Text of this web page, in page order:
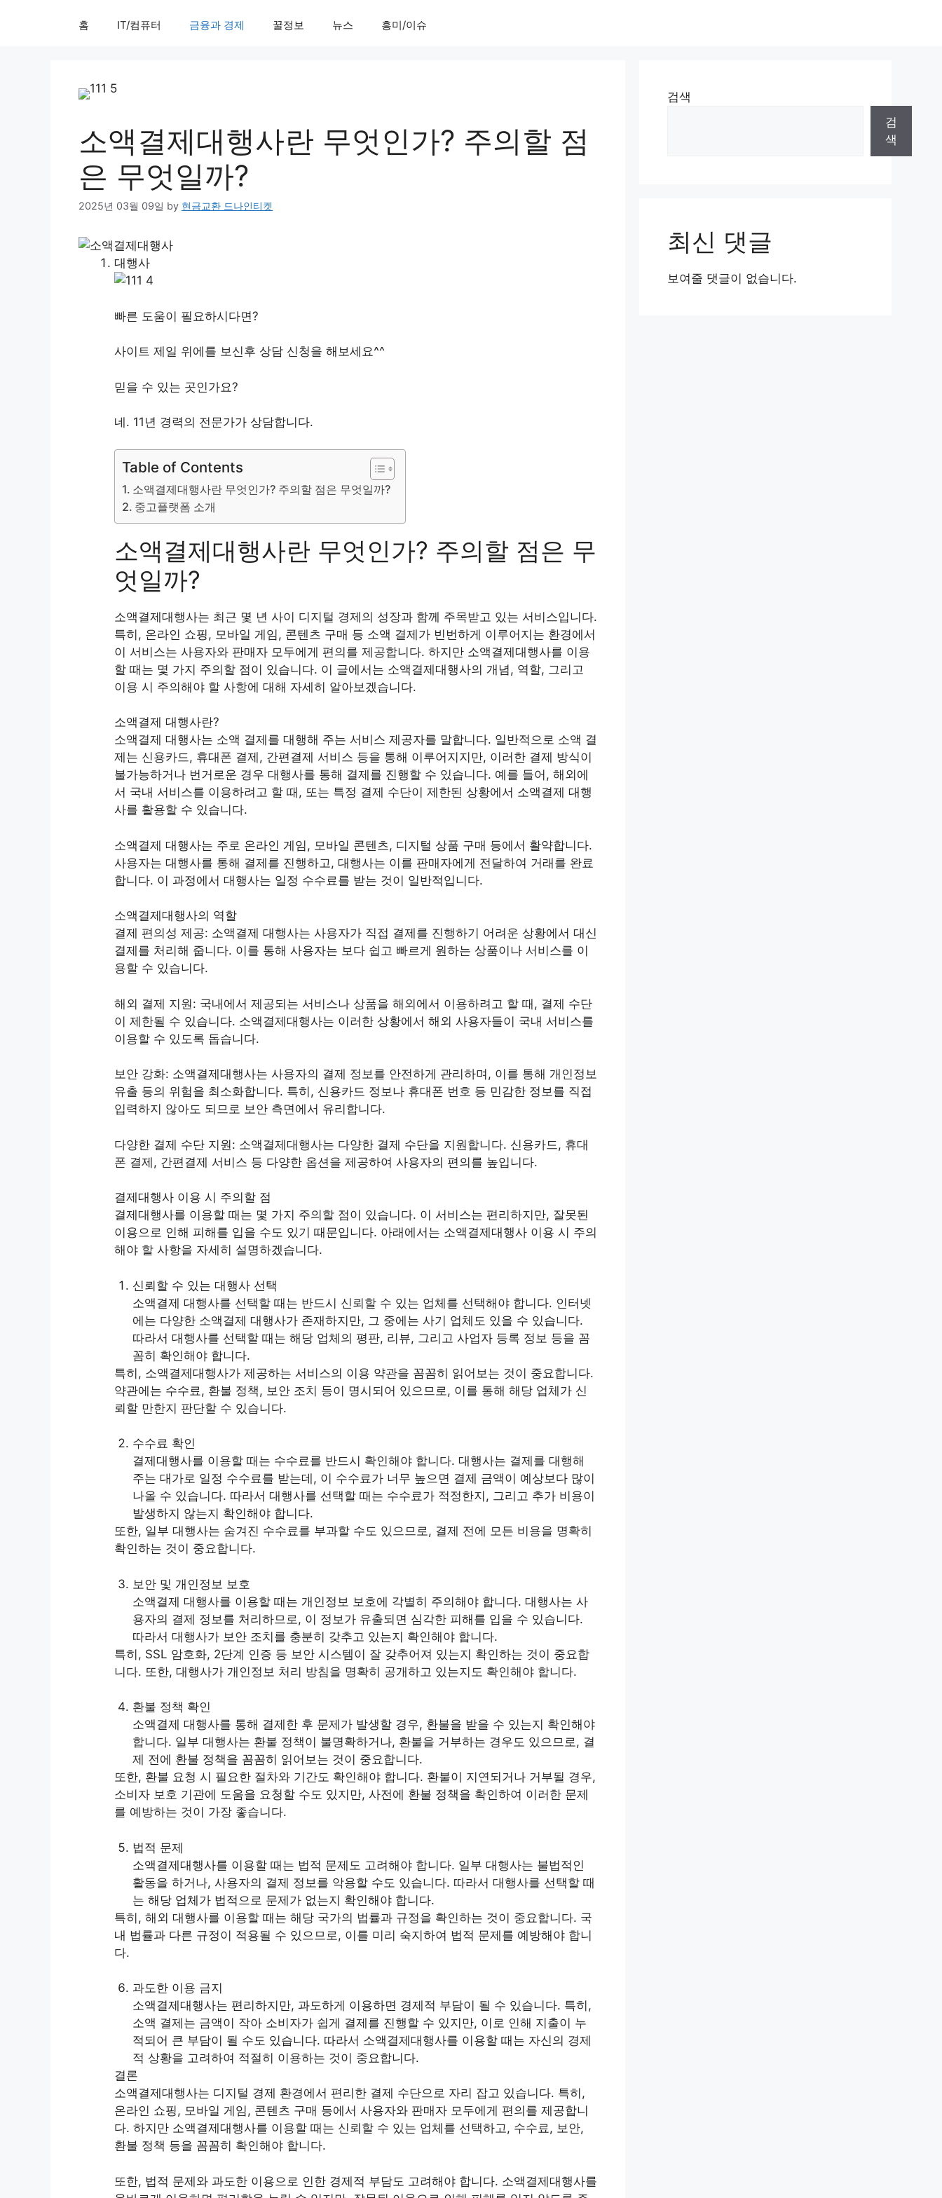
홈 IT/컴퓨터 금융과 경제 꿀정보 뉴스 흥미/이슈
소액결제대행사란 무엇인가? 주의할 점
은 무엇일까?
2025년 03월 09일 by 현금교환 드나인티켓
대행사
빠른 도움이 필요하시다면?
사이트 제일 위에를 보신후 상담 신청을 해보세요^^
믿을 수 있는 곳인가요?
네. 11년 경력의 전문가가 상담합니다.
Table of Contents
소액결제대행사란 무엇인가? 주의할 점은 무엇일까?
중고플랫폼 소개
소액결제대행사란 무엇인가? 주의할 점은 무
엇일까?
소액결제대행사는 최근 몇 년 사이 디지털 경제의 성장과 함께 주목받고 있는 서비스입니다.
특히, 온라인 쇼핑, 모바일 게임, 콘텐츠 구매 등 소액 결제가 빈번하게 이루어지는 환경에서
이 서비스는 사용자와 판매자 모두에게 편의를 제공합니다. 하지만 소액결제대행사를 이용
할 때는 몇 가지 주의할 점이 있습니다. 이 글에서는 소액결제대행사의 개념, 역할, 그리고
이용 시 주의해야 할 사항에 대해 자세히 알아보겠습니다.
소액결제 대행사란?
소액결제 대행사는 소액 결제를 대행해 주는 서비스 제공자를 말합니다. 일반적으로 소액 결
제는 신용카드, 휴대폰 결제, 간편결제 서비스 등을 통해 이루어지지만, 이러한 결제 방식이
불가능하거나 번거로운 경우 대행사를 통해 결제를 진행할 수 있습니다. 예를 들어, 해외에
서 국내 서비스를 이용하려고 할 때, 또는 특정 결제 수단이 제한된 상황에서 소액결제 대행
사를 활용할 수 있습니다.
소액결제 대행사는 주로 온라인 게임, 모바일 콘텐츠, 디지털 상품 구매 등에서 활약합니다.
사용자는 대행사를 통해 결제를 진행하고, 대행사는 이를 판매자에게 전달하여 거래를 완료
합니다. 이 과정에서 대행사는 일정 수수료를 받는 것이 일반적입니다.
소액결제대행사의 역할
결제 편의성 제공: 소액결제 대행사는 사용자가 직접 결제를 진행하기 어려운 상황에서 대신
결제를 처리해 줍니다. 이를 통해 사용자는 보다 쉽고 빠르게 원하는 상품이나 서비스를 이
용할 수 있습니다.
해외 결제 지원: 국내에서 제공되는 서비스나 상품을 해외에서 이용하려고 할 때, 결제 수단
이 제한될 수 있습니다. 소액결제대행사는 이러한 상황에서 해외 사용자들이 국내 서비스를
이용할 수 있도록 돕습니다.
보안 강화: 소액결제대행사는 사용자의 결제 정보를 안전하게 관리하며, 이를 통해 개인정보
유출 등의 위험을 최소화합니다. 특히, 신용카드 정보나 휴대폰 번호 등 민감한 정보를 직접
입력하지 않아도 되므로 보안 측면에서 유리합니다.
다양한 결제 수단 지원: 소액결제대행사는 다양한 결제 수단을 지원합니다. 신용카드, 휴대
폰 결제, 간편결제 서비스 등 다양한 옵션을 제공하여 사용자의 편의를 높입니다.
결제대행사 이용 시 주의할 점
결제대행사를 이용할 때는 몇 가지 주의할 점이 있습니다. 이 서비스는 편리하지만, 잘못된
이용으로 인해 피해를 입을 수도 있기 때문입니다. 아래에서는 소액결제대행사 이용 시 주의
해야 할 사항을 자세히 설명하겠습니다.
신뢰할 수 있는 대행사 선택
소액결제 대행사를 선택할 때는 반드시 신뢰할 수 있는 업체를 선택해야 합니다. 인터넷
에는 다양한 소액결제 대행사가 존재하지만, 그 중에는 사기 업체도 있을 수 있습니다.
따라서 대행사를 선택할 때는 해당 업체의 평판, 리뷰, 그리고 사업자 등록 정보 등을 꼼
꼼히 확인해야 합니다.
특히, 소액결제대행사가 제공하는 서비스의 이용 약관을 꼼꼼히 읽어보는 것이 중요합니다.
약관에는 수수료, 환불 정책, 보안 조치 등이 명시되어 있으므로, 이를 통해 해당 업체가 신
뢰할 만한지 판단할 수 있습니다.
수수료 확인
결제대행사를 이용할 때는 수수료를 반드시 확인해야 합니다. 대행사는 결제를 대행해
주는 대가로 일정 수수료를 받는데, 이 수수료가 너무 높으면 결제 금액이 예상보다 많이
나올 수 있습니다. 따라서 대행사를 선택할 때는 수수료가 적정한지, 그리고 추가 비용이
발생하지 않는지 확인해야 합니다.
또한, 일부 대행사는 숨겨진 수수료를 부과할 수도 있으므로, 결제 전에 모든 비용을 명확히
확인하는 것이 중요합니다.
보안 및 개인정보 보호
소액결제 대행사를 이용할 때는 개인정보 보호에 각별히 주의해야 합니다. 대행사는 사
용자의 결제 정보를 처리하므로, 이 정보가 유출되면 심각한 피해를 입을 수 있습니다.
따라서 대행사가 보안 조치를 충분히 갖추고 있는지 확인해야 합니다.
특히, SSL 암호화, 2단계 인증 등 보안 시스템이 잘 갖추어져 있는지 확인하는 것이 중요합
니다. 또한, 대행사가 개인정보 처리 방침을 명확히 공개하고 있는지도 확인해야 합니다.
환불 정책 확인
소액결제 대행사를 통해 결제한 후 문제가 발생할 경우, 환불을 받을 수 있는지 확인해야
합니다. 일부 대행사는 환불 정책이 불명확하거나, 환불을 거부하는 경우도 있으므로, 결
제 전에 환불 정책을 꼼꼼히 읽어보는 것이 중요합니다.
또한, 환불 요청 시 필요한 절차와 기간도 확인해야 합니다. 환불이 지연되거나 거부될 경우,
소비자 보호 기관에 도움을 요청할 수도 있지만, 사전에 환불 정책을 확인하여 이러한 문제
를 예방하는 것이 가장 좋습니다.
법적 문제
소액결제대행사를 이용할 때는 법적 문제도 고려해야 합니다. 일부 대행사는 불법적인
활동을 하거나, 사용자의 결제 정보를 악용할 수도 있습니다. 따라서 대행사를 선택할 때
는 해당 업체가 법적으로 문제가 없는지 확인해야 합니다.
특히, 해외 대행사를 이용할 때는 해당 국가의 법률과 규정을 확인하는 것이 중요합니다. 국
내 법률과 다른 규정이 적용될 수 있으므로, 이를 미리 숙지하여 법적 문제를 예방해야 합니
다.
과도한 이용 금지
소액결제대행사는 편리하지만, 과도하게 이용하면 경제적 부담이 될 수 있습니다. 특히,
소액 결제는 금액이 작아 소비자가 쉽게 결제를 진행할 수 있지만, 이로 인해 지출이 누
적되어 큰 부담이 될 수도 있습니다. 따라서 소액결제대행사를 이용할 때는 자신의 경제
적 상황을 고려하여 적절히 이용하는 것이 중요합니다.
결론
소액결제대행사는 디지털 경제 환경에서 편리한 결제 수단으로 자리 잡고 있습니다. 특히,
온라인 쇼핑, 모바일 게임, 콘텐츠 구매 등에서 사용자와 판매자 모두에게 편의를 제공합니
다. 하지만 소액결제대행사를 이용할 때는 신뢰할 수 있는 업체를 선택하고, 수수료, 보안,
환불 정책 등을 꼼꼼히 확인해야 합니다.
또한, 법적 문제와 과도한 이용으로 인한 경제적 부담도 고려해야 합니다. 소액결제대행사를
검색
검
색
최신 댓글
보여줄 댓글이 없습니다.